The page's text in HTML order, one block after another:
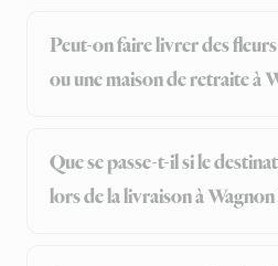
Peut-on faire livrer des
ou une maison de retraite à
Que se passe-t-il si le
lors de la livraison à Wagnon